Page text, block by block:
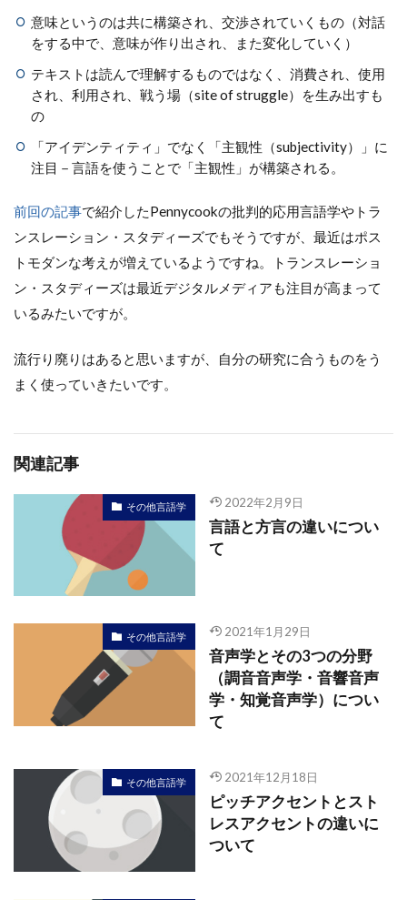
意味というのは共に構築され、交渉されていくもの（対話
をする中で、意味が作り出され、また変化していく）
テキストは読んで理解するものではなく、消費され、使用
され、利用され、戦う場（site of struggle）を生み出すも
の
「アイデンティティ」でなく「主観性（subjectivity）」に
注目－言語を使うことで「主観性」が構築される。
前回の記事で紹介したPennycookの批判的応用言語学やトラ
ンスレーション・スタディーズでもそうですが、最近はポス
トモダンな考えが増えているようですね。トランスレーショ
ン・スタディーズは最近デジタルメディアも注目が高まって
いるみたいですが。
流行り廃りはあると思いますが、自分の研究に合うものをう
まく使っていきたいです。
関連記事
その他言語学 2022年2月9日
言語と方言の違いについ
て
その他言語学 2021年1月29日
音声学とその3つの分野
（調音音声学・音響音声
学・知覚音声学）につい
て
その他言語学 2021年12月18日
ピッチアクセントとスト
レスアクセントの違いに
ついて